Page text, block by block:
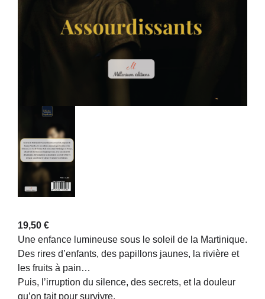
19,50 €
Une enfance lumineuse sous le soleil de la Martinique.
Des rires d’enfants, des papillons jaunes, la rivière et
les fruits à pain…
Puis, l’irruption du silence, des secrets, et la douleur
qu’on tait pour survivre.